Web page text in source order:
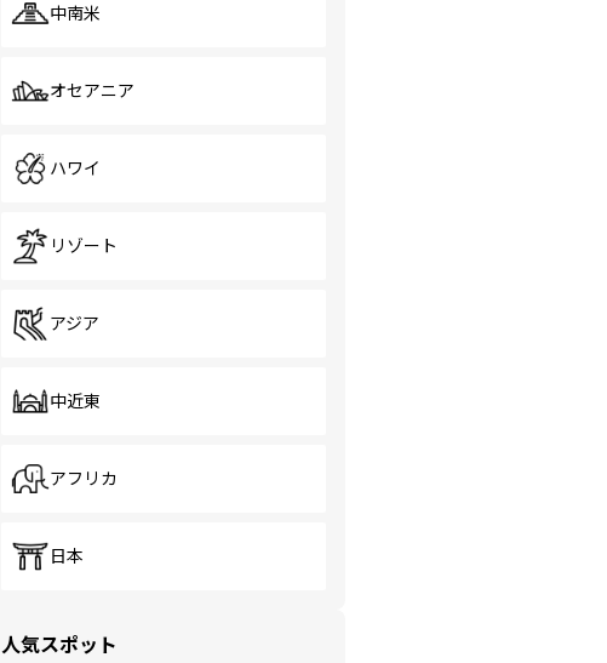
中南米
オセアニア
ハワイ
リゾート
アジア
中近東
アフリカ
日本
人気スポット